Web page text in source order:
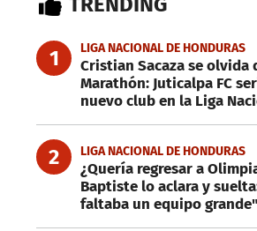
1 LIGA NACIONAL DE HONDURAS
Cristian Sacaza se olvida
Marathón: Juticalpa FC
nuevo club en la Liga
2 LIGA NACIONAL DE HONDURAS
¿Quería regresar a
Baptiste lo aclara y
faltaba un equipo grande"